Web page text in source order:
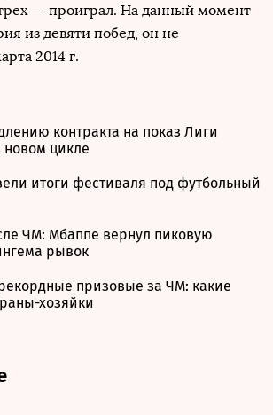
— проиграл. На данный момент
из девяти побед, он не
2014 г.
контракта на показ Лиги
цикле
итоги фестиваля под футбольный
ЧМ: Мбаппе вернул пиковую
рывок
призовые за ЧМ: какие
хозяйки